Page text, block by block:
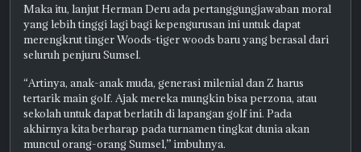
Maka itu, lanjut Herman Deru ada pertanggungjawaban moral
yang lebih tinggi lagi bagi kepengurusan ini untuk dapat
merengkrut tinger Woods-tiger woods baru yang berasal dari
seluruh penjuru Sumsel.
“Artinya, anak-anak muda, generasi milenial dan Z harus
tertarik main golf. Ajak mereka mungkin bisa perzona, atau
sekolah untuk dapat berlatih di lapangan golf ini. Pada
akhirnya kita berharap pada turnamen tingkat dunia akan
muncul orang-orang Sumsel,” imbuhnya.